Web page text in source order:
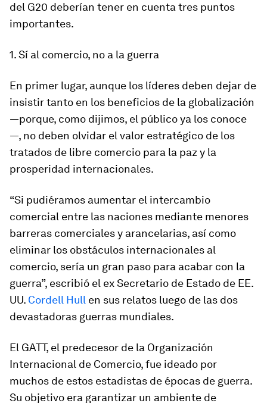
del G20 deberían tener en cuenta tres puntos
importantes.
1. Sí al comercio, no a la guerra
En primer lugar, aunque los líderes deben dejar de
insistir tanto en los beneficios de la globalización
—porque, como dijimos, el público ya los conoce
—, no deben olvidar el valor estratégico de los
tratados de libre comercio para la paz y la
prosperidad internacionales.
“Si pudiéramos aumentar el intercambio
comercial entre las naciones mediante menores
barreras comerciales y arancelarias, así como
eliminar los obstáculos internacionales al
comercio, sería un gran paso para acabar con la
guerra”, escribió el ex Secretario de Estado de EE.
UU. Cordell Hull en sus relatos luego de las dos
devastadoras guerras mundiales.
El GATT, el predecesor de la Organización
Internacional de Comercio, fue ideado por
muchos de estos estadistas de épocas de guerra.
Su objetivo era garantizar un ambiente de